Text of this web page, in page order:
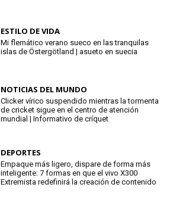
ESTILO DE VIDA
Mi flemático verano sueco en las tranquilas
islas de Östergötland | asueto en suecia
NOTICIAS DEL MUNDO
Clicker vírico suspendido mientras la tormenta
de cricket sigue en el centro de atención
mundial | Informativo de críquet
DEPORTES
Empaque más ligero, dispare de forma más
inteligente: 7 formas en que el vivo X300
Extremista redefinirá la creación de contenido